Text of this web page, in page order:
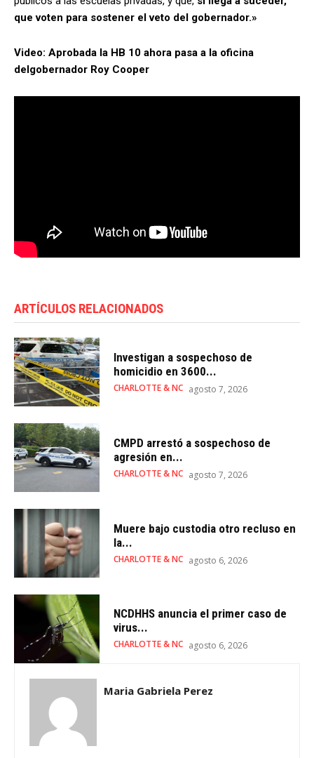
que voten para sostener el veto del gobernador.»
Video: Aprobada la HB 10 ahora pasa a la oficina
delgobernador Roy Cooper
ARTÍCULOS RELACIONADOS
Investigan a sospechoso de
homicidio en 3600...
CHARLOTTE & NC agosto 7, 2026
CMPD arrestó a sospechoso de
agresión en...
CHARLOTTE & NC agosto 7, 2026
Muere bajo custodia otro recluso en
la...
CHARLOTTE & NC agosto 6, 2026
NCDHHS anuncia el primer caso de
virus...
CHARLOTTE & NC agosto 6, 2026
Maria Gabriela Perez